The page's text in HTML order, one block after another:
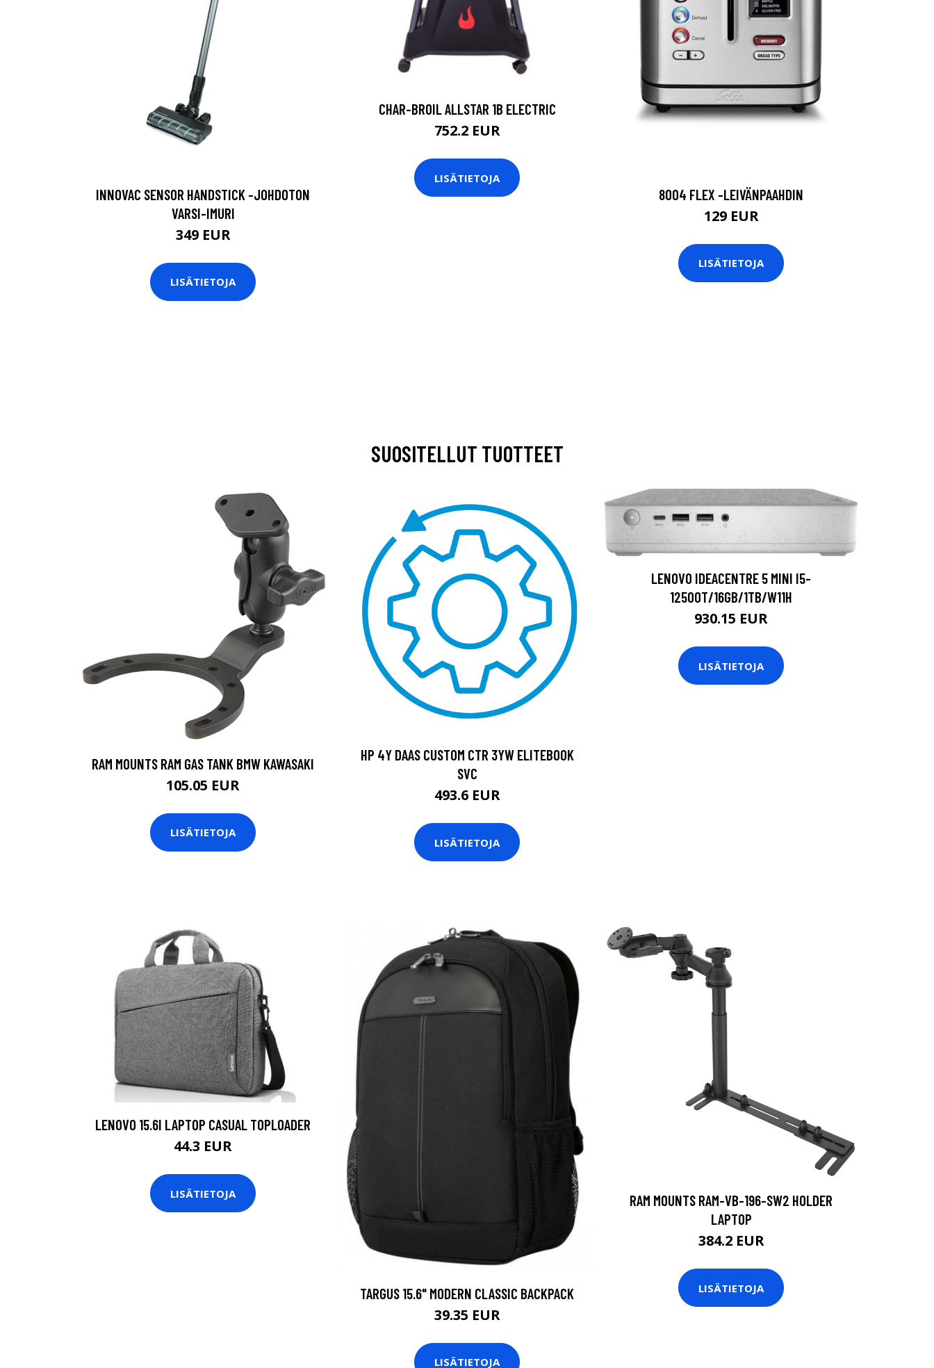
INNOVAC SENSOR HANDSTICK -JOHDOTON
VARSI-IMURI
349 EUR
LISÄTIETOJA
CHAR-BROIL ALLSTAR 1B ELECTRIC
752.2 EUR
LISÄTIETOJA
8004 FLEX -LEIVÄNPAAHDIN
129 EUR
LISÄTIETOJA
SUOSITELLUT TUOTTEET
RAM MOUNTS RAM GAS TANK BMW KAWASAKI
105.05 EUR
LISÄTIETOJA
HP 4Y DAAS CUSTOM CTR 3YW ELITEBOOK
SVC
493.6 EUR
LISÄTIETOJA
LENOVO IDEACENTRE 5 MINI I5-
12500T/16GB/1TB/W11H
930.15 EUR
LISÄTIETOJA
LENOVO 15.6I LAPTOP CASUAL TOPLOADER
44.3 EUR
LISÄTIETOJA
TARGUS 15.6" MODERN CLASSIC BACKPACK
39.35 EUR
LISÄTIETOJA
RAM MOUNTS RAM-VB-196-SW2 HOLDER
LAPTOP
384.2 EUR
LISÄTIETOJA